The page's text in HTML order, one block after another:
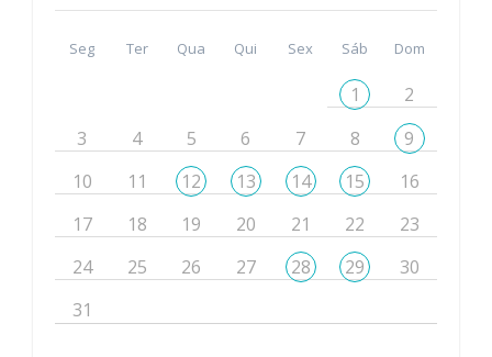
Seg Ter Qua Qui Sex Sáb Dom
1
2
3
4 5 6 7 8
9
10
11 12 13 14 15
16
17
18 19 20 21 22
23
24
25 26 27 28 29
30
31